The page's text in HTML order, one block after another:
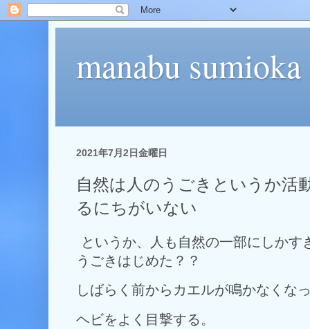
manabu sumioka
2021年7月2日金曜日
自然は人のうごきというか活
るにちがいない
というか、人も自然の一部にしか
うごきはじめた？？
しばらく前からカエルが鳴かなくな
ヘビをよく目撃する。